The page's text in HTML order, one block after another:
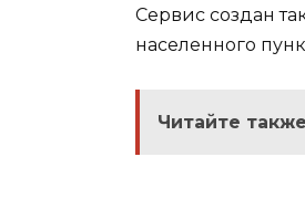
Сервис создан
населенного
Читайте